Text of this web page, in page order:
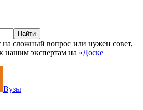
Найти
сложный вопрос или нужен совет,
нашим экспертам на «Доске
Вузы